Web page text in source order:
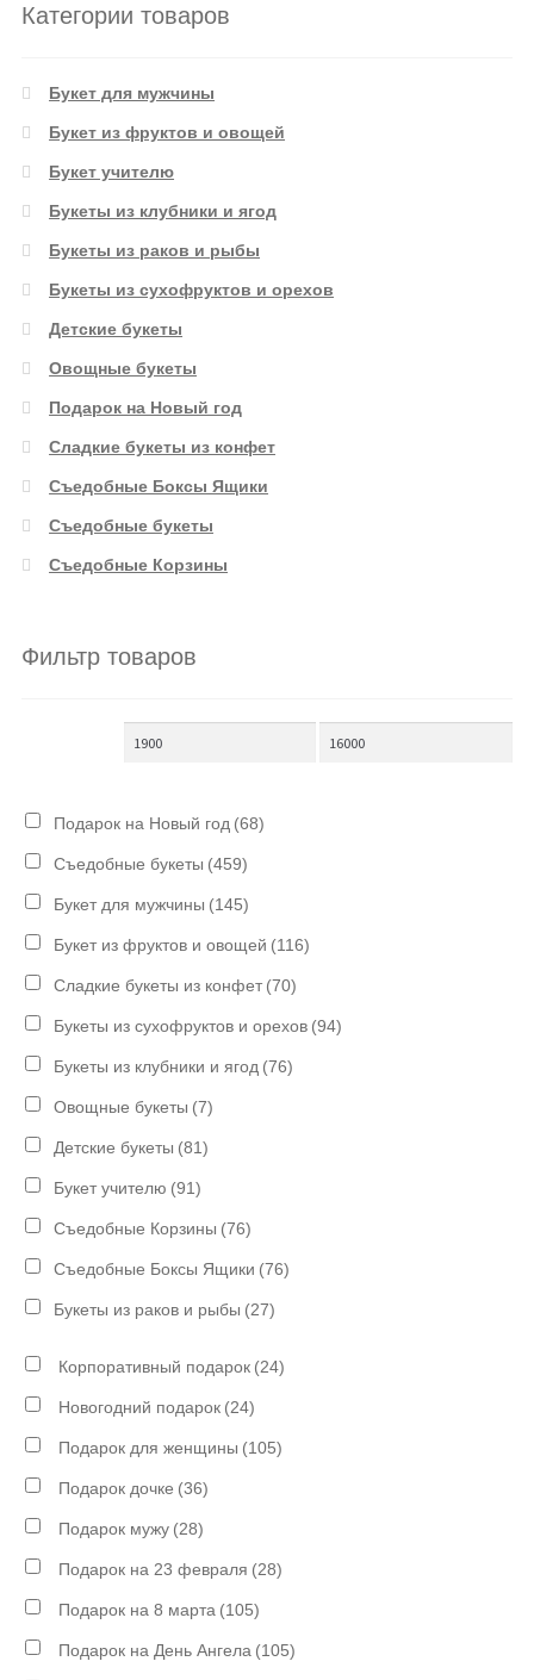
Категории товаров
Букет для мужчины
Букет из фруктов и овощей
Букет учителю
Букеты из клубники и ягод
Букеты из раков и рыбы
Букеты из сухофруктов и орехов
Детские букеты
Овощные букеты
Подарок на Новый год
Сладкие букеты из конфет
Съедобные Боксы Ящики
Съедобные букеты
Съедобные Корзины
Фильтр товаров
Подарок на Новый год (68)
Съедобные букеты (459)
Букет для мужчины (145)
Букет из фруктов и овощей (116)
Сладкие букеты из конфет (70)
Букеты из сухофруктов и орехов (94)
Букеты из клубники и ягод (76)
Овощные букеты (7)
Детские букеты (81)
Букет учителю (91)
Съедобные Корзины (76)
Съедобные Боксы Ящики (76)
Букеты из раков и рыбы (27)
Корпоративный подарок (24)
Новогодний подарок (24)
Подарок для женщины (105)
Подарок дочке (36)
Подарок мужу (28)
Подарок на 23 февраля (28)
Подарок на 8 марта (105)
Подарок на День Ангела (105)